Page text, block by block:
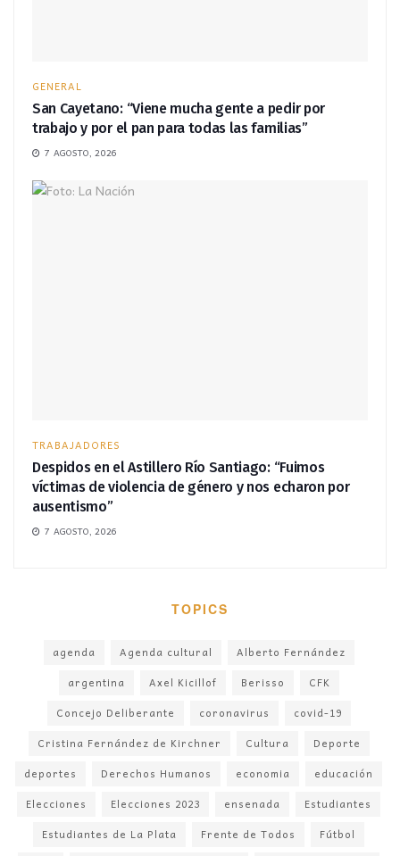
GENERAL
San Cayetano: “Viene mucha gente a pedir por
trabajo y por el pan para todas las familias”
7 AGOSTO, 2026
TRABAJADORES
Despidos en el Astillero Río Santiago: “Fuimos
víctimas de violencia de género y nos echaron por
ausentismo”
7 AGOSTO, 2026
TOPICS
agenda Agenda cultural
Alberto Fernández
argentina
Axel Kicillof Berisso
CFK
Concejo Deliberante
coronavirus
covid-19
Cristina Fernández de Kirchner
Cultura
Deporte
deportes
Derechos Humanos economia
educación
Elecciones
Elecciones 2023 ensenada
Estudiantes
Estudiantes de La Plata
Frente de Todos
Fútbol